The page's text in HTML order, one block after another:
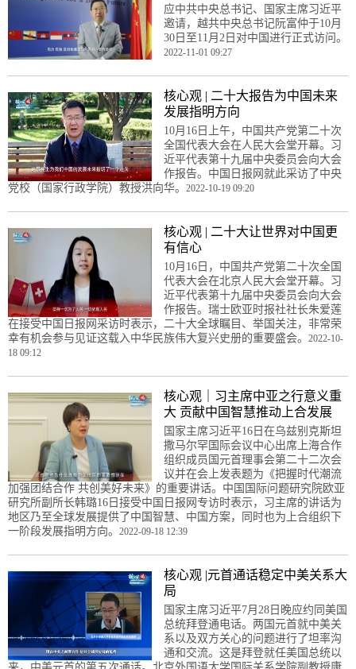
应中共中央总书记、国家主席习近平
邀请，越共中央总书记阮富仲于10月
30日至11月2日对中国进行正式访问。
2022-11-01 09:27
核心观 | 二十大报告为中国未来
发展指明方向
10月16日上午，中国共产党第二十次
全国代表大会在人民大会堂开幕。习
近平代表第十九届中央委员会向大会
作报告。中国日报网就此采访了中央
党校（国家行政学院）教授洪向华。 2022-10-19 09:20
核心观 | 二十大让世界对中国更
有信心
10月16日，中国共产党第二十次全国
代表大会在北京人民大会堂开幕。习
近平代表第十九届中央委员会向大会
作报告。瑞士欧亚时报社社长朱爱莲
在接受中国日报网采访时表示，二十大全球瞩目、举国关注，非常荣
幸有机会参与见证这载入中华民族伟大复兴史册的重要盛会。 2022-10-
18 09:12
核心观｜习主席中亚之行意义重
大 贡献中国智慧推动上合发展
国家主席习近平16日在乌兹别克斯坦
撒马尔罕国际会议中心出席上海合作
组织成员国元首理事会第二十二次会
议并在会上发表题为《把握时代潮流
加强团结合作 共创美好未来》的重要讲话。中国国际问题研究院欧亚
研究所副所长韩璐16日接受中国日报网专访时表示，习主席的讲话为
地区乃至全球发展提供了中国智慧、中国方案，同时也为上合组织下
一阶段发展指明方向。 2022-09-18 12:39
核心观 |元首通话稳定中美关系大
局
国家主席习近平7月28日晚应约同美国
总统拜登通电话。两国元首就中美关
系以及双方关心的问题进行了坦率沟
通和交流。这是拜登就任美国总统以
来，中美元首的第五次通话。北京外国语大学国际关系学院副教授康